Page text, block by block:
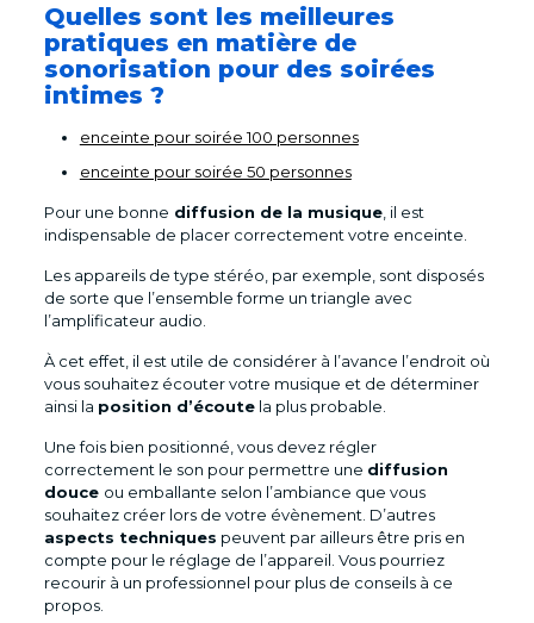
Quelles sont les meilleures
pratiques en matière de
sonorisation pour des soirées
intimes ?
enceinte pour soirée 100 personnes
enceinte pour soirée 50 personnes
Pour une bonne diffusion de la musique, il est
indispensable de placer correctement votre enceinte.
Les appareils de type stéréo, par exemple, sont disposés
de sorte que l’ensemble forme un triangle avec
l’amplificateur audio.
À cet effet, il est utile de considérer à l’avance l’endroit où
vous souhaitez écouter votre musique et de déterminer
ainsi la position d’écoutela plus probable.
Une fois bien positionné, vous devez régler
correctement le son pour permettre une diffusion
douce ou emballante selon l’ambiance que vous
souhaitez créer lors de votre évènement. D’autres
aspects techniques peuvent par ailleurs être pris en
compte pour le réglage de l’appareil. Vous pourriez
recourir à un professionnel pour plus de conseils à ce
propos.